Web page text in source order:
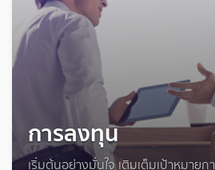
การลงทุน
เริ่มต้นอย่างมั่นใจ เติมเต็มเป้าหมาย